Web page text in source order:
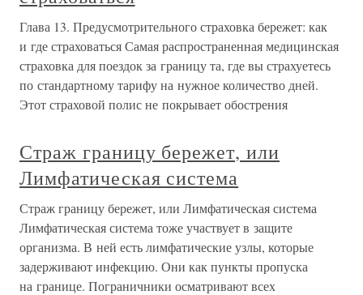
Глава 13. Предусмотрительного страховка бережет: как
и где страховаться Самая распространенная медицинская
страховка для поездок за границу та, где вы страхуетесь
по стандартному тарифу на нужное количество дней.
Этот страховой полис не покрывает обострения
Страж границу бережет, или
Лимфатическая система
Страж границу бережет, или Лимфатическая система
Лимфатическая система тоже участвует в защите
организма. В ней есть лимфатические узлы, которые
задерживают инфекцию. Они как пункты пропуска
на границе. Пограничники осматривают всех